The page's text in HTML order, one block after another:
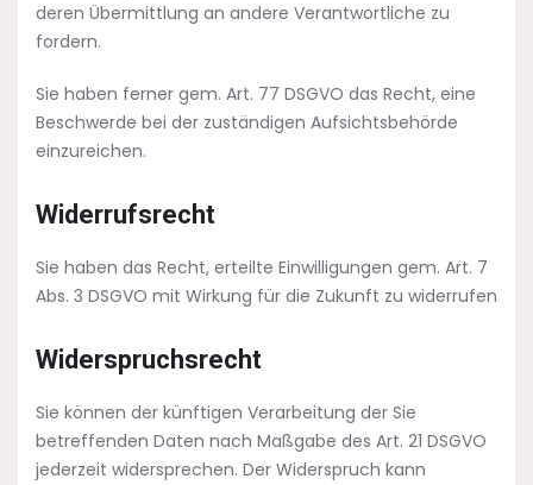
deren Übermittlung an andere Verantwortliche zu
fordern.
Sie haben ferner gem. Art. 77 DSGVO das Recht, eine
Beschwerde bei der zuständigen Aufsichtsbehörde
einzureichen.
Widerrufsrecht
Sie haben das Recht, erteilte Einwilligungen gem. Art. 7
Abs. 3 DSGVO mit Wirkung für die Zukunft zu widerrufen
Widerspruchsrecht
Sie können der künftigen Verarbeitung der Sie
betreffenden Daten nach Maßgabe des Art. 21 DSGVO
jederzeit widersprechen. Der Widerspruch kann